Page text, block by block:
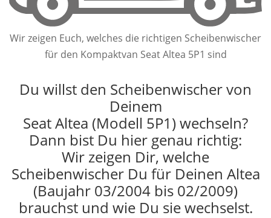
Wir zeigen Euch, welches die richtigen Scheibenwischer
für den Kompaktvan Seat Altea 5P1 sind
Du willst den Scheibenwischer von
Deinem
Seat Altea (Modell 5P1) wechseln?
Dann bist Du hier genau richtig:
Wir zeigen Dir, welche
Scheibenwischer Du für Deinen Altea
(Baujahr 03/2004 bis 02/2009)
brauchst und wie Du sie wechselst.